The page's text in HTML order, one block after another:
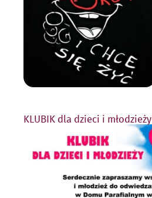
KLUBIK dla dzieci i młodzieży